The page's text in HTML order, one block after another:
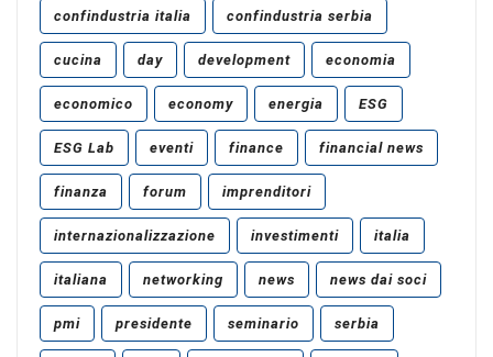
confindustria italia confindustria serbia
cucina day development economia
economico economy energia ESG
ESG Lab eventi finance financial news
finanza forum imprenditori
internazionalizzazione investimenti italia
italiana networking news news dai soci
pmi presidente seminario serbia